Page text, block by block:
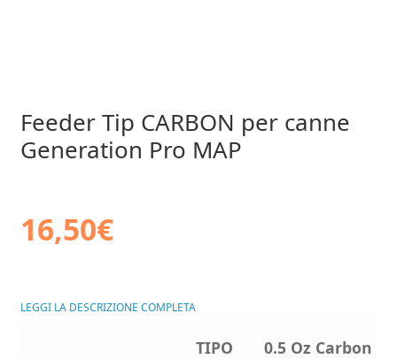
Feeder Tip CARBON per canne
Generation Pro MAP
16,50€
LEGGI LA DESCRIZIONE COMPLETA
0.5 Oz Carbon